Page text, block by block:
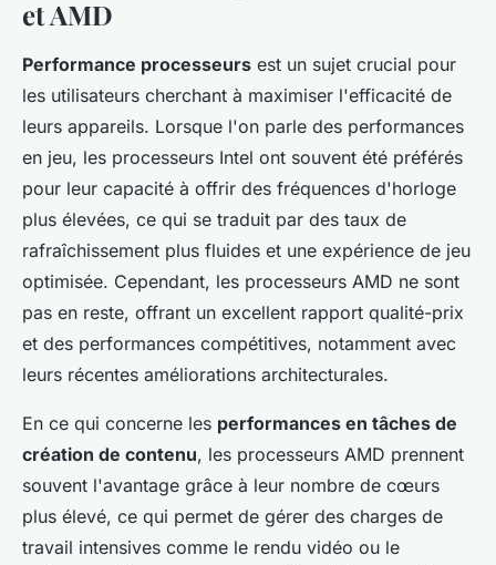
et AMD
Performance processeurs est un sujet crucial pour
les utilisateurs cherchant à maximiser l'efficacité de
leurs appareils. Lorsque l'on parle des performances
en jeu, les processeurs Intel ont souvent été préférés
pour leur capacité à offrir des fréquences d'horloge
plus élevées, ce qui se traduit par des taux de
rafraîchissement plus fluides et une expérience de jeu
optimisée. Cependant, les processeurs AMD ne sont
pas en reste, offrant un excellent rapport qualité-prix
et des performances compétitives, notamment avec
leurs récentes améliorations architecturales.
En ce qui concerne les performances en tâches de
création de contenu, les processeurs AMD prennent
souvent l'avantage grâce à leur nombre de cœurs
plus élevé, ce qui permet de gérer des charges de
travail intensives comme le rendu vidéo ou le